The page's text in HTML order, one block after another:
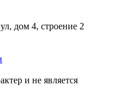
дом 4, строение 2
и не является